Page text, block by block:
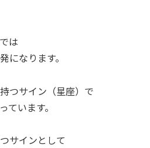
は
になります。
つサイン（星座）で
ています。
サインとして